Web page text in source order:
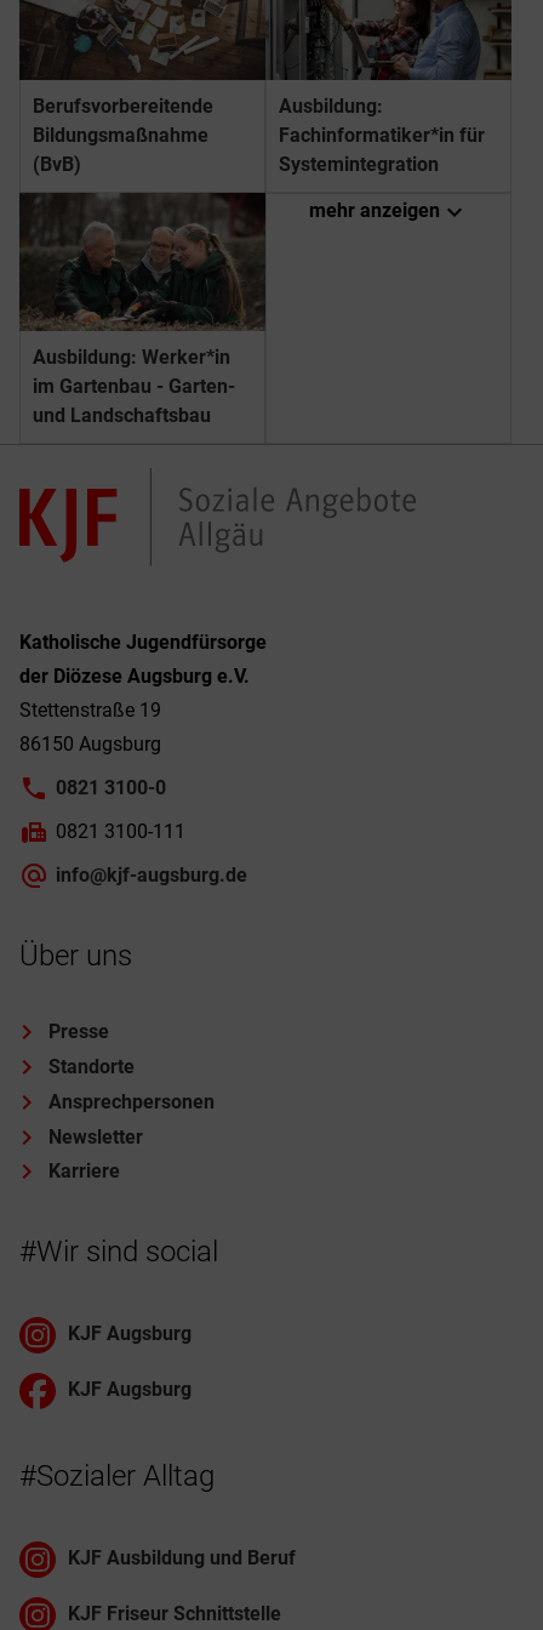
Berufs­­vorbereitende
Bildungs­­maßnahme
(BvB)
Ausbildung:
Fachinformatiker*in für
Systemintegration
Ausbildung: Werker*in
im Gartenbau - Garten-
und Landschaftsbau
mehr anzeigen expand_more
Katholische Jugendfürsorge
der Diözese Augsburg e.V.
Stettenstraße 19
86150 Augsburg
0821 3100-0
0821 3100-111
info@kjf-augsburg.de
Über uns
Presse
Standorte
Ansprechpersonen
Newsletter
Karriere
#Wir sind social
KJF Augsburg
KJF Augsburg
#Sozialer Alltag
KJF Ausbildung und Beruf
KJF Friseur Schnittstelle